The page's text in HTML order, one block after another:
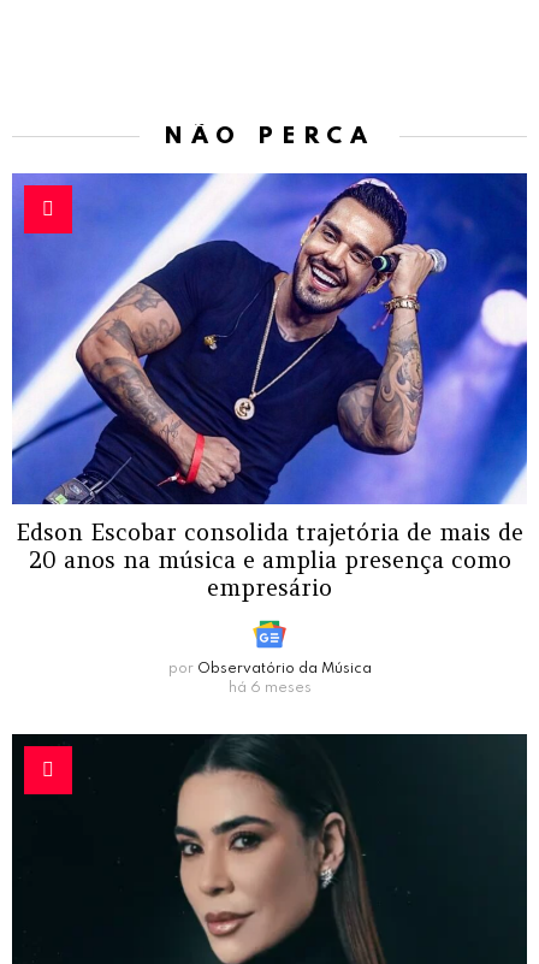
NÃO PERCA
Edson Escobar consolida trajetória de mais de
20 anos na música e amplia presença como
empresário
por Observatório da Música
há 6 meses